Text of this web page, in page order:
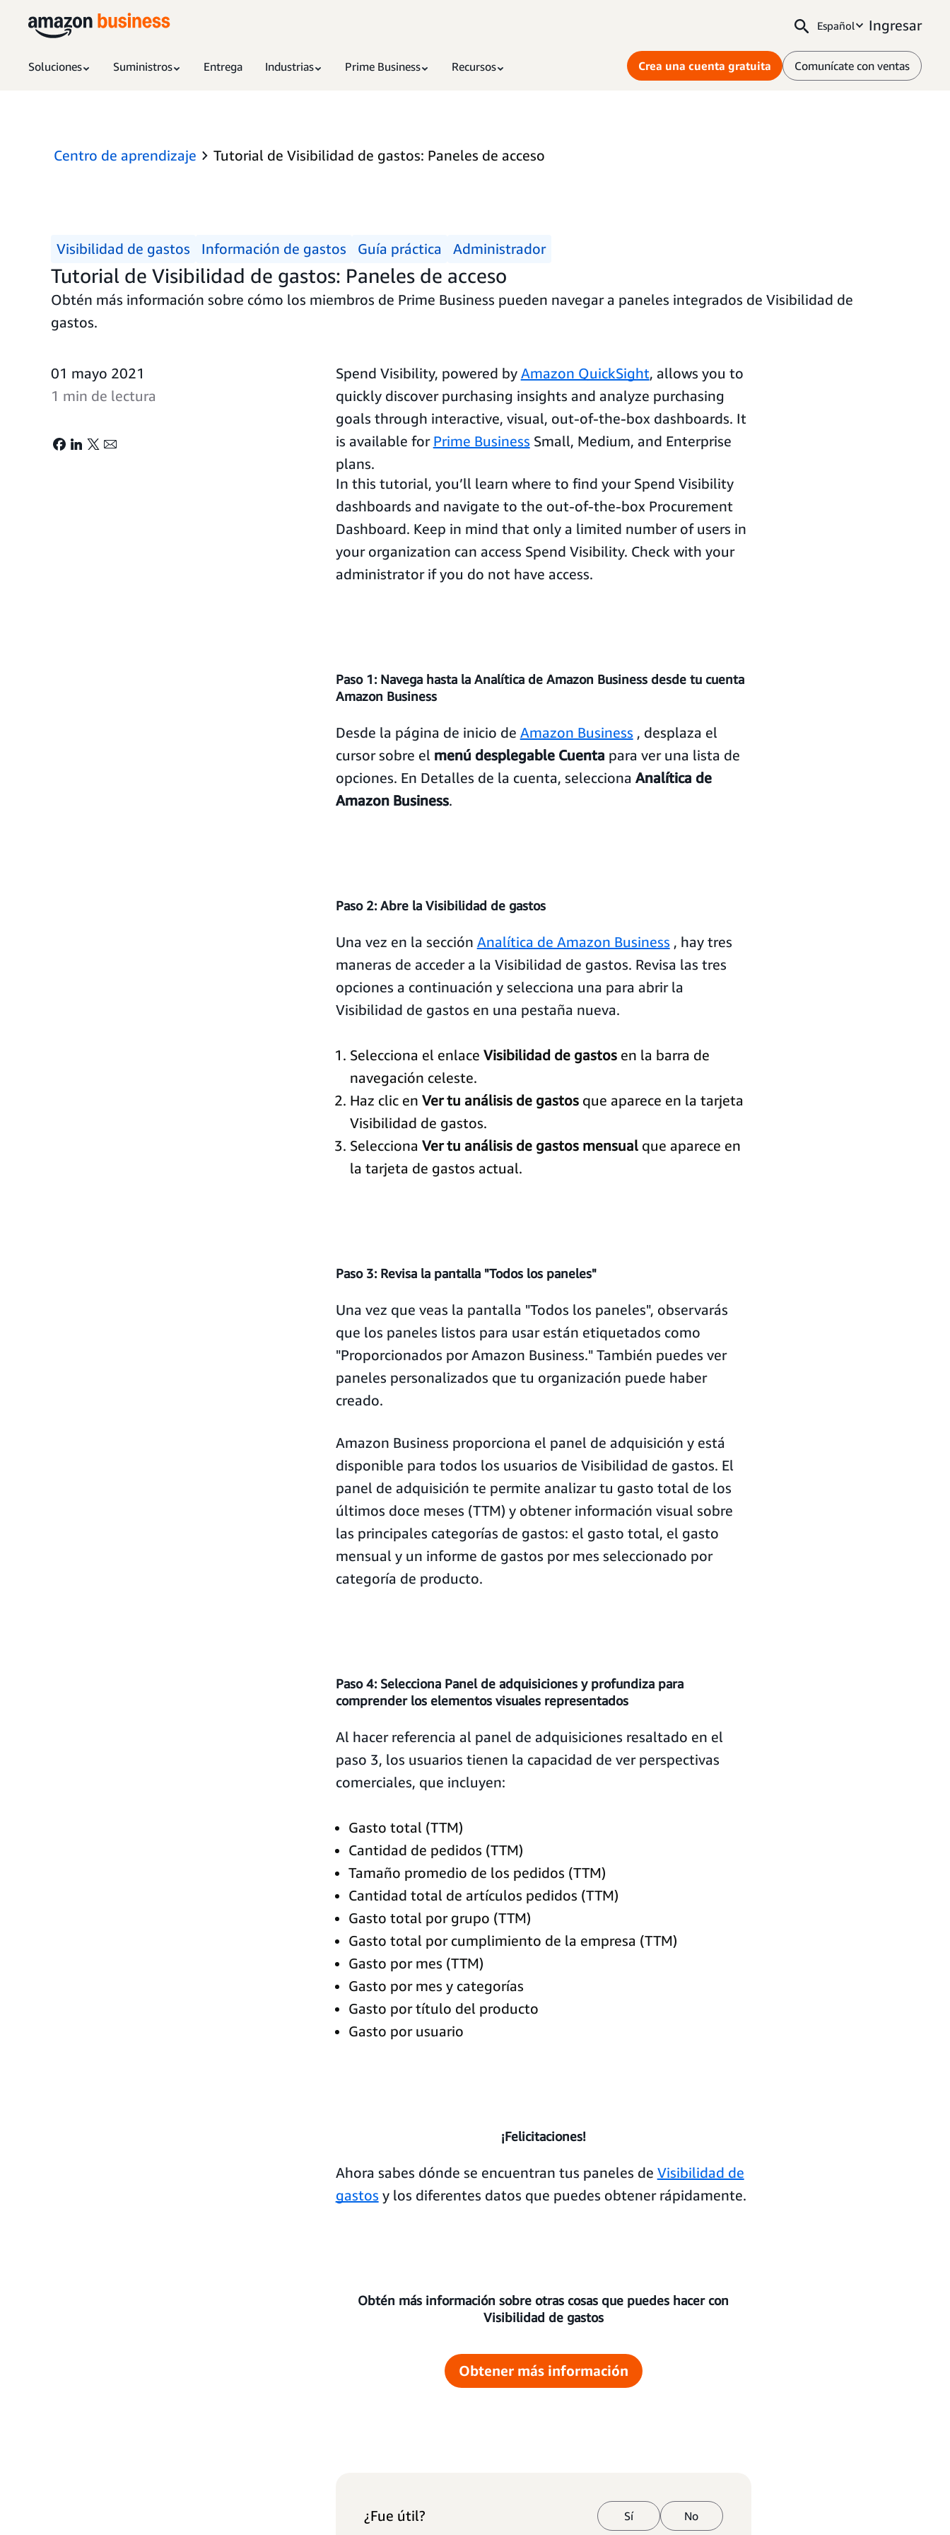
Español Ingresar
Soluciones Suministros Entrega Industrias Prime Business Recursos Crea una cuenta gratuita Comunícate con ventas
Centro de aprendizaje Tutorial de Visibilidad de gastos: Paneles de acceso
Visibilidad de gastos Información de gastos Guía práctica Administrador
Tutorial de Visibilidad de gastos: Paneles de acceso
Obtén más información sobre cómo los miembros de Prime Business pueden navegar a paneles integrados de Visibilidad de
gastos.
01 mayo 2021
1 min de lectura
Spend Visibility, powered by Amazon QuickSight, allows you to
quickly discover purchasing insights and analyze purchasing
goals through interactive, visual, out-of-the-box dashboards. It
is available for Prime Business Small, Medium, and Enterprise
plans.
In this tutorial, you’ll learn where to find your Spend Visibility
dashboards and navigate to the out-of-the-box Procurement
Dashboard. Keep in mind that only a limited number of users in
your organization can access Spend Visibility. Check with your
administrator if you do not have access.
Paso 1: Navega hasta la Analítica de Amazon Business desde tu cuenta
Amazon Business
Desde la página de inicio de Amazon Business , desplaza el
cursor sobre el menú desplegable Cuenta para ver una lista de
opciones. En Detalles de la cuenta, selecciona Analítica de
Amazon Business.
Paso 2: Abre la Visibilidad de gastos
Una vez en la sección Analítica de Amazon Business , hay tres
maneras de acceder a la Visibilidad de gastos. Revisa las tres
opciones a continuación y selecciona una para abrir la
Visibilidad de gastos en una pestaña nueva.
Selecciona el enlace Visibilidad de gastosen la barra de
navegación celeste.
Haz clic en Ver tu análisis de gastosque aparece en la tarjeta
Visibilidad de gastos.
Selecciona Ver tu análisis de gastos mensualque aparece en
la tarjeta de gastos actual.
Paso 3: Revisa la pantalla "Todos los paneles"
Una vez que veas la pantalla "Todos los paneles", observarás
que los paneles listos para usar están etiquetados como
"Proporcionados por Amazon Business." También puedes ver
paneles personalizados que tu organización puede haber
creado.
Amazon Business proporciona el panel de adquisición y está
disponible para todos los usuarios de Visibilidad de gastos. El
panel de adquisición te permite analizar tu gasto total de los
últimos doce meses (TTM) y obtener información visual sobre
las principales categorías de gastos: el gasto total, el gasto
mensual y un informe de gastos por mes seleccionado por
categoría de producto.
Paso 4: Selecciona Panel de adquisiciones y profundiza para
comprender los elementos visuales representados
Al hacer referencia al panel de adquisiciones resaltado en el
paso 3, los usuarios tienen la capacidad de ver perspectivas
comerciales, que incluyen:
Gasto total (TTM)
Cantidad de pedidos (TTM)
Tamaño promedio de los pedidos (TTM)
Cantidad total de artículos pedidos (TTM)
Gasto total por grupo (TTM)
Gasto total por cumplimiento de la empresa (TTM)
Gasto por mes (TTM)
Gasto por mes y categorías
Gasto por título del producto
Gasto por usuario
¡Felicitaciones!
Ahora sabes dónde se encuentran tus paneles de Visibilidad de
gastos y los diferentes datos que puedes obtener rápidamente.
Obtén más información sobre otras cosas que puedes hacer con
Visibilidad de gastos
Obtener más información
¿Fue útil? Sí No